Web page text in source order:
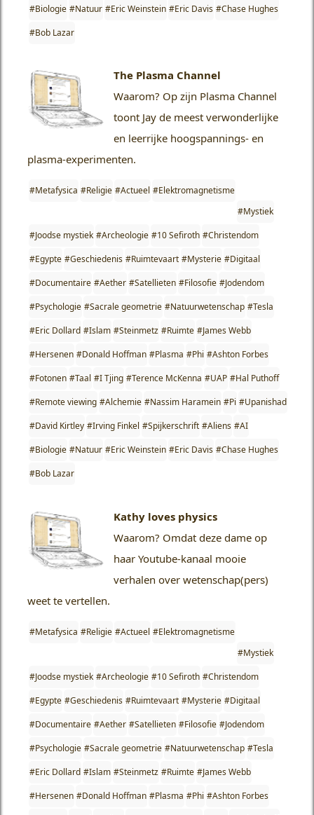
#Biologie #Natuur #Eric Weinstein #Eric Davis #Chase Hughes
#Bob Lazar
The Plasma Channel
Waarom? Op zijn Plasma Channel
toont Jay de meest verwonderlijke
en leerrijke hoogspannings- en
plasma-experimenten.
#Metafysica #Religie #Actueel #Elektromagnetisme
#Mystiek
#Joodse mystiek #Archeologie #10 Sefiroth #Christendom
#Egypte #Geschiedenis #Ruimtevaart #Mysterie #Digitaal
#Documentaire #Aether #Satellieten #Filosofie #Jodendom
#Psychologie #Sacrale geometrie #Natuurwetenschap #Tesla
#Eric Dollard #Islam #Steinmetz #Ruimte #James Webb
#Hersenen #Donald Hoffman #Plasma #Phi #Ashton Forbes
#Fotonen #Taal #I Tjing #Terence McKenna #UAP #Hal Puthoff
#Remote viewing #Alchemie #Nassim Haramein #Pi #Upanishad
#David Kirtley #Irving Finkel #Spijkerschrift #Aliens #AI
#Biologie #Natuur #Eric Weinstein #Eric Davis #Chase Hughes
#Bob Lazar
Kathy loves physics
Waarom? Omdat deze dame op
haar Youtube-kanaal mooie
verhalen over wetenschap(pers)
weet te vertellen.
#Metafysica #Religie #Actueel #Elektromagnetisme
#Mystiek
#Joodse mystiek #Archeologie #10 Sefiroth #Christendom
#Egypte #Geschiedenis #Ruimtevaart #Mysterie #Digitaal
#Documentaire #Aether #Satellieten #Filosofie #Jodendom
#Psychologie #Sacrale geometrie #Natuurwetenschap #Tesla
#Eric Dollard #Islam #Steinmetz #Ruimte #James Webb
#Hersenen #Donald Hoffman #Plasma #Phi #Ashton Forbes